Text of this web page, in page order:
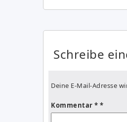
Schreibe
Deine E-Mail-Adresse
Kommentar *